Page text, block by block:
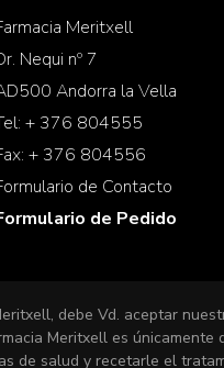
Meritxell
Nequi nº 7
Andorra la Vella
+ 376 804555
+ 376 804556
de Contacto
de Pedido
debe Vd. aceptar
Meritxell es
de salud y recetarle el